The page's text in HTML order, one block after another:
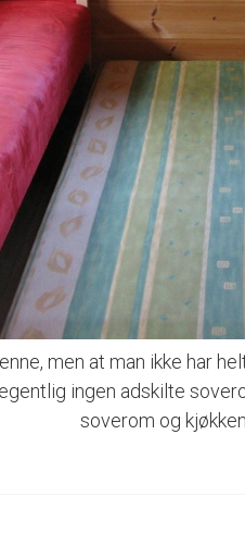
men at man ikke har
ingen adskilte
soverom og kjøkken.